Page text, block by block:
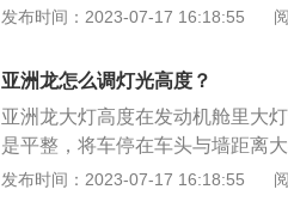
个挡位最合适，要根据车主的实
作杆旋钮即可切换不同的灯光模
光瞬时接通功能：又称远近光交
可完成一次远近光交替。在组合
灯开启：后雾灯开关在灯光旋钮
灯、示宽灯：控制杆旋转到
发布时间：2023-07-17 16:18:55
亚洲龙怎么调灯光高度？
亚洲龙大灯高度在发动机舱里大
是平整，将车停在车头与墙距离
度，并测量两个大灯之间距离。3
发布时间：2023-07-17 16:18:55